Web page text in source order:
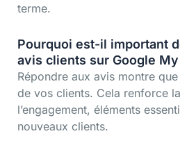
terme.
Pourquoi est-il important
avis clients sur Google
Répondre aux avis montre
de vos clients. Cela renforce
l’engagement, éléments
nouveaux clients.